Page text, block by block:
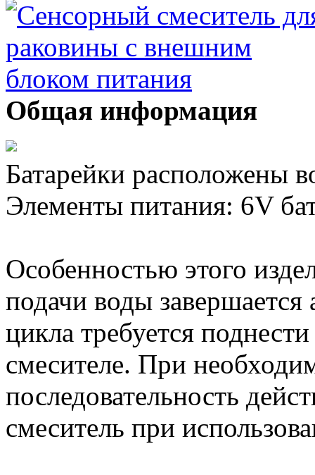
Общая информация
Батарейки расположены
Элементы питания: 6V
Особенностью этого
подачи воды завершается
цикла требуется
смесителе. При
последовательность
смеситель при